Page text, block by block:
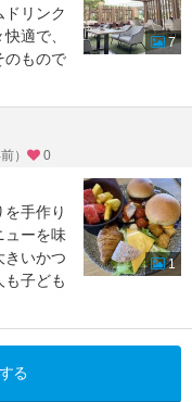
リンク
適で、
のもので
7
） 0
手作り
ューを味
きいかつ
子ども
1
る